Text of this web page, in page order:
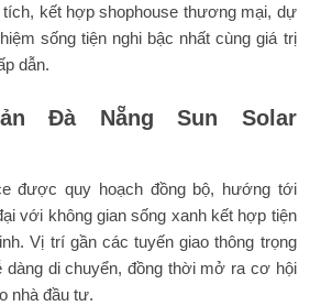
tích, kết hợp shophouse thương mại, dự
sống tiện nghi bậc nhất cùng giá trị
dẫn.
Đà Nẵng Sun Solar
được quy hoạch đồng bộ, hướng tới
với không gian sống xanh kết hợp tiện
Vị trí gần các tuyến giao thông trọng
dàng di chuyển, đồng thời mở ra cơ hội
nhà đầu tư.